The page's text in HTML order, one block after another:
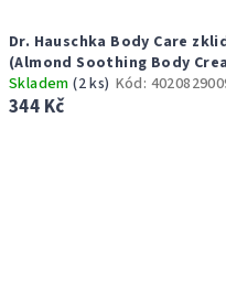
Dr. Hauschka Body Care
(Almond Soothing Body
Skladem(2 ks) Kód:
344 Kč